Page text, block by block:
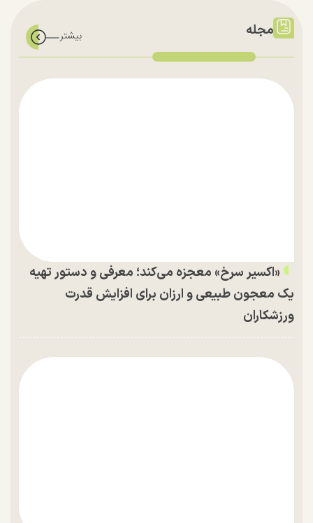
مجله
«اکسیر سرخ» معجزه می‌کند؛ معرفی و دستور تهیه
یک معجون طبیعی و ارزان برای افزایش قدرت
ورزشکاران